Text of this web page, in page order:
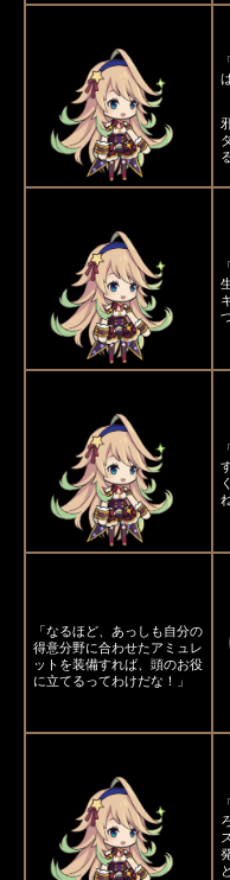
「なるほど、あっしも自分の
得意分野に合わせたアミュレ
ットを装備すれば、頭のお役
に立てるってわけだな！」